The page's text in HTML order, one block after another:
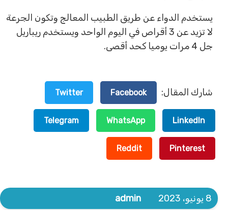
يستخدم الدواء عن طريق الطبيب المعالج وتكون الجرعة
لا تزيد عن 3 أقراص في اليوم الواحد ويستخدم ريباريل
جل 4 مرات يوميا كحد أقصى.
شارك المقال: Facebook
Twitter
LinkedIn
WhatsApp
Telegram
Pinterest
Reddit
8 يونيو، 2023 admin